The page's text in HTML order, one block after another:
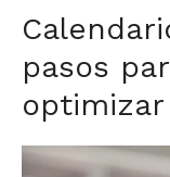
pasos